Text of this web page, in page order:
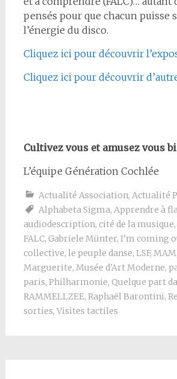
pensés pour que chacun puisse
l’énergie du disco.
Cliquez ici pour découvrir
Cliquez ici pour découvrir
Cultivez vous et amusez vous
L’équipe Génération Cochlée
Actualité Association, Actualité
Alphabeta Sigma, Apprendre à
audiodescription, cité de la musique,
FALC, Gabriele Münter, I’m coming
collective, le peuple danse, LSF, MAM,
Marguerite, Musée d'Art Moderne,
paris, Philharmonie, Quelque part
RAMMELLZEE, Raphaël Barontini,
sorties, Visites tactiles